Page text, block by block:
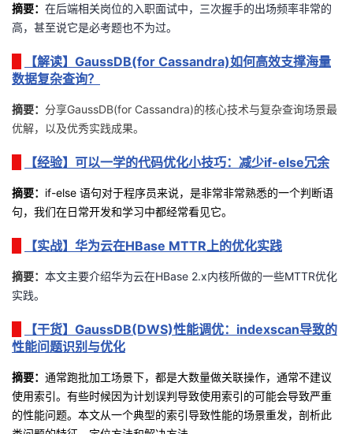
课
程
的
认
我
的
验
我
收
藏
术
持
云
建
议
摘要： 在后端相关岗位的入职面试中，三次握手的出场频率非常的
高，甚至说它是必考题也不为过。
【解读】GaussDB(for Cassandra)如何高效支撑海量
数据复杂查询？
摘要： 分享GaussDB(for Cassandra)的核心技术与复杂查询场景最
优解，以及优秀实践成果。
【经验】可以一学的代码优化小技巧：减少if-else冗余
摘要： if-else 语句对于程序员来说，是非常非常熟悉的一个判断语
句，我们在日常开发和学习中都经常看见它。
【实战】华为云在HBase MTTR上的优化实践
摘要： 本文主要介绍华为云在HBase 2.x内核所做的一些MTTR优化
实践。
【干货】GaussDB(DWS)性能调优：indexscan导致的
性能问题识别与优化
摘要： 通常跑批加工场景下，都是大数量做关联操作，通常不建议
使用索引。有些时候因为计划误判导致使用索引的可能会导致严重
的性能问题。本文从一个典型的索引导致性能的场景重发，剖析此